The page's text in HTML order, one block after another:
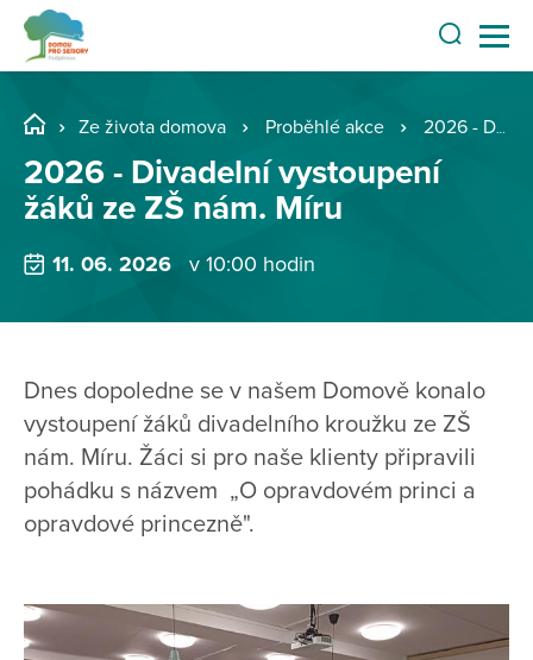
Ze života domova Proběhlé akce 2026 - Divadelní vystoupení žáků ze ZŠ nám. Míru
2026 - Divadelní vystoupení
žáků ze ZŠ nám. Míru
11. 06. 2026 v 10:00 hodin
Dnes dopoledne se v našem Domově konalo
vystoupení žáků divadelního kroužku ze ZŠ
nám. Míru. Žáci si pro naše klienty připravili
pohádku s názvem „O opravdovém princi a
opravdové princezně".